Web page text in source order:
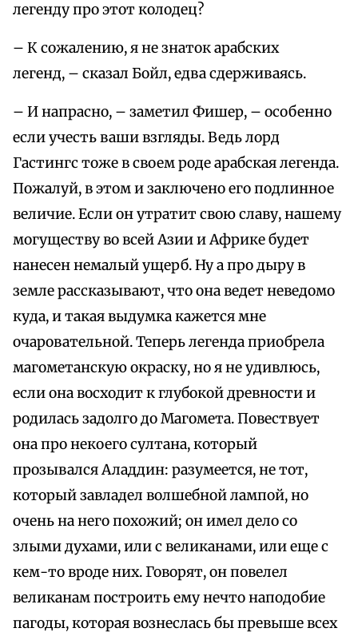
легенду про этот колодец?
– К сожалению, я не знаток арабских
легенд, – сказал Бойл, едва сдерживаясь.
– И напрасно, – заметил Фишер, – особенно
если учесть ваши взгляды. Ведь лорд
Гастингс тоже в своем роде арабская легенда.
Пожалуй, в этом и заключено его подлинное
величие. Если он утратит свою славу, нашему
могуществу во всей Азии и Африке будет
нанесен немалый ущерб. Ну а про дыру в
земле рассказывают, что она ведет неведомо
куда, и такая выдумка кажется мне
очаровательной. Теперь легенда приобрела
магометанскую окраску, но я не удивлюсь,
если она восходит к глубокой древности и
родилась задолго до Магомета. Повествует
она про некоего султана, который
прозывался Аладдин: разумеется, не тот,
который завладел волшебной лампой, но
очень на него похожий; он имел дело со
злыми духами, или с великанами, или еще с
кем-то вроде них. Говорят, он повелел
великанам построить ему нечто наподобие
пагоды, которая вознеслась бы превыше всех